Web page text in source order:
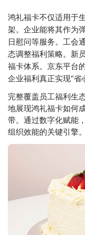
鸿礼福卡不仅适用于
架。企业能将其作为
日慰问等服务。工会
态调整福利策略。新
福卡体系。京东平台
企业福利真正实现“省
完整覆盖员工福利生
地展现鸿礼福卡如何
带。通过数字化赋能
组织效能的关键引擎。